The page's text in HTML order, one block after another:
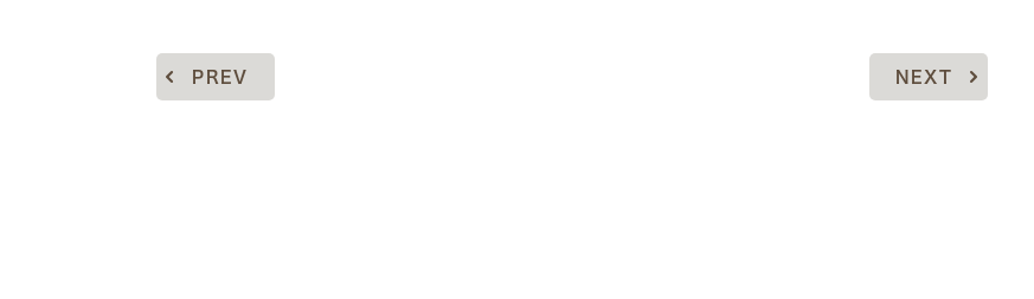
PREV NEXT